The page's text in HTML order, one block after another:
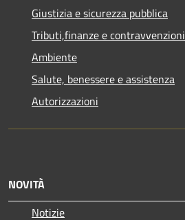
Giustizia e sicurezza pubblica
Tributi,finanze e contravvenzioni
Ambiente
Salute, benessere e assistenza
Autorizzazioni
NOVITÀ
Notizie